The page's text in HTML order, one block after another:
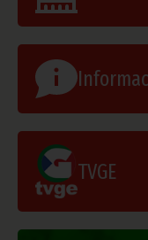
TVGE